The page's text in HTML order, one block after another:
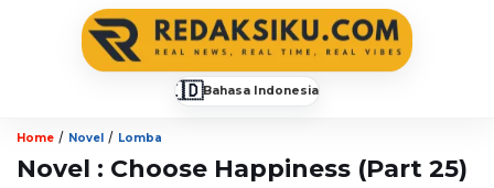
🇮🇩Bahasa Indonesia
Home / Novel / Lomba
Novel : Choose Happiness (Part 25)